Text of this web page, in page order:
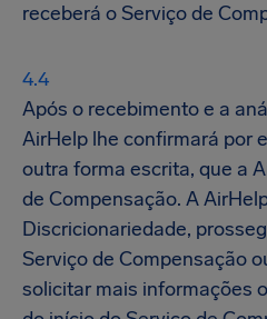
receberá o Serviço de
Após o recebimento e a
AirHelp lhe confirmará por
outra forma escrita, que a
de Compensação. A
Discricionariedade,
Serviço de Compensação
solicitar mais informações